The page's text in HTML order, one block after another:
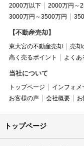
2000万以下 2000万円～
3000万円～3500万円
【不動産売却】
東大宮の不動産売却 売却
高く売るポイント
よくあ
当社について
トップページ インフォメ
お客様の声
会社概要
トップページ